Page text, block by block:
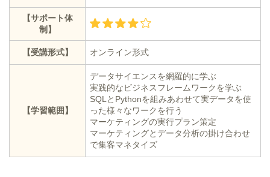
【サポート体
制】
【受講形式】 オンライン形式
【学習範囲】
データサイエンスを網羅的に学ぶ
実践的なビジネスフレームワークを学ぶ
SQLとPythonを組みあわせて実データを使
った様々なワークを行う
マーケティングの実行プラン策定
マーケティングとデータ分析の掛け合わせ
で集客マネタイズ